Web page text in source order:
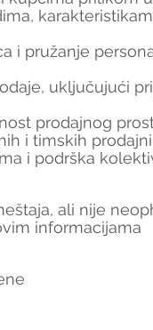
i pružanje
uključujući
prodajnog
i timskih
i podrška
ali nije
informacijama